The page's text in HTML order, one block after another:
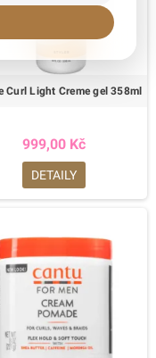
Curl Light Creme gel 358ml
999,00 Kč
DETAILY